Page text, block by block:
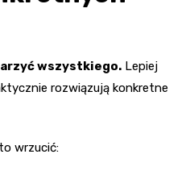
wszystkiego. Lepiej
rozwiązują konkretne
wrzucić: